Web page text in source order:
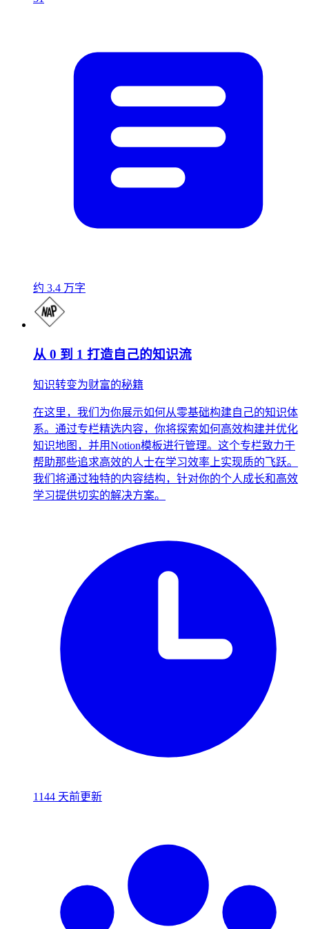
约 3.4 万字
从 0 到 1 打造自己的知识流
知识转变为财富的秘籍
在这里，我们为你展示如何从零基础构建自己的知识体
系。通过专栏精选内容，你将探索如何高效构建并优化
知识地图，并用Notion模板进行管理。这个专栏致力于
帮助那些追求高效的人士在学习效率上实现质的飞跃。
我们将通过独特的内容结构，针对你的个人成长和高效
学习提供切实的解决方案。
1144 天前更新